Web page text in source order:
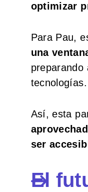
optimizar
Para Pau,
una
preparando
tecnologías.
Así, esta
ser
El